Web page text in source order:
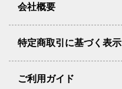
会社概要
特定商取引に基づく表示
ご利用ガイド